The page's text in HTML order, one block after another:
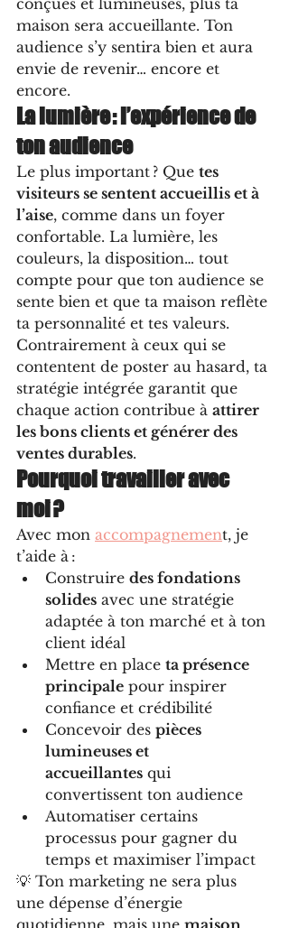
conçues et lumineuses, plus ta
maison sera accueillante. Ton
audience s’y sentira bien et aura
envie de revenir… encore et
encore.
La lumière : l’expérience de
ton audience
Le plus important ? Que tes
visiteurs se sentent accueillis et à
l’aise, comme dans un foyer
confortable. La lumière, les
couleurs, la disposition… tout
compte pour que ton audience se
sente bien et que ta maison reflète
ta personnalité et tes valeurs.
Contrairement à ceux qui se
contentent de poster au hasard, ta
stratégie intégrée garantit que
chaque action contribue à attirer
les bons clients et générer des
ventes durables.
Pourquoi travailler avec
moi ?
Avec mon accompagnement, je
t’aide à :
Construire des fondations
solides avec une stratégie
adaptée à ton marché et à ton
client idéal
Mettre en place ta présence
principale pour inspirer
confiance et crédibilité
Concevoir des pièces
lumineuses et
accueillantes qui
convertissent ton audience
Automatiser certains
processus pour gagner du
temps et maximiser l’impact
💡 Ton marketing ne sera plus
une dépense d’énergie
quotidienne, mais une maison